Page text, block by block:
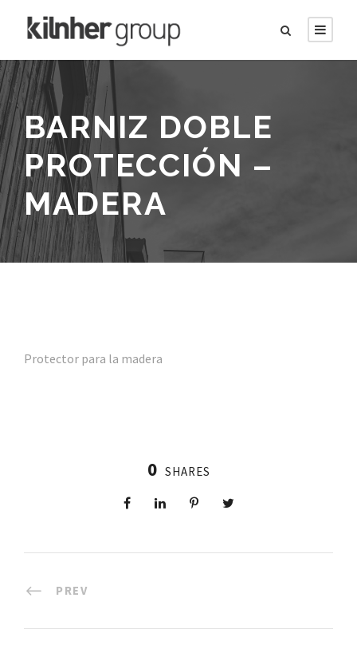
BARNIZ DOBLE
PROTECCIÓN –
MADERA
Protector para la madera
0 SHARES
PREV